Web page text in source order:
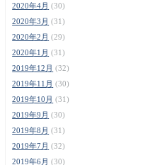
2020年4月 (30)
2020年3月 (31)
2020年2月 (29)
2020年1月 (31)
2019年12月 (32)
2019年11月 (30)
2019年10月 (31)
2019年9月 (30)
2019年8月 (31)
2019年7月 (32)
2019年6月 (30)